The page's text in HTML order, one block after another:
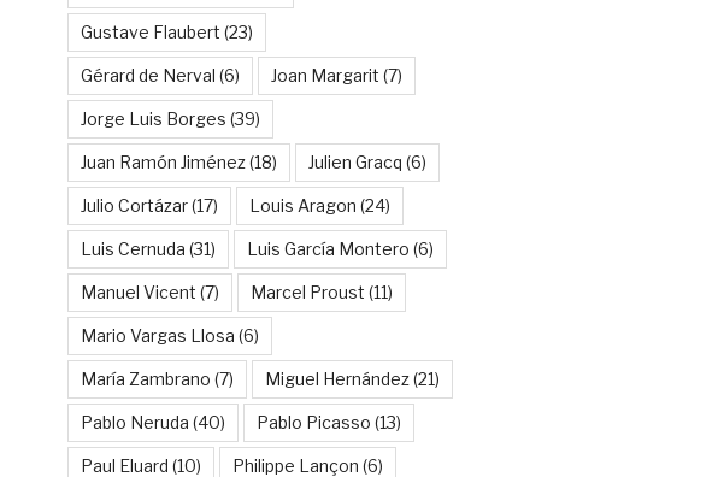
Gustave Flaubert (23)
Gérard de Nerval (6) Joan Margarit (7)
Jorge Luis Borges (39)
Juan Ramón Jiménez(18) Julien Gracq (6)
Julio Cortázar(17) Louis Aragon (24)
Luis Cernuda (31) Luis García Montero (6)
Manuel Vicent (7) Marcel Proust (11)
Mario Vargas Llosa (6)
María Zambrano (7) Miguel Hernández(21)
Pablo Neruda (40) Pablo Picasso (13)
Paul Eluard (10) Philippe Lançon (6)